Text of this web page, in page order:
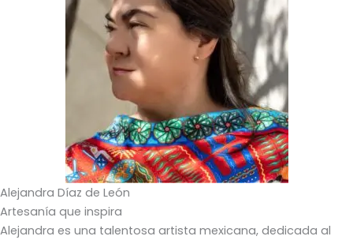
Alejandra Díaz de León
Artesanía que inspira
Alejandra es una talentosa artista mexicana, dedicada al